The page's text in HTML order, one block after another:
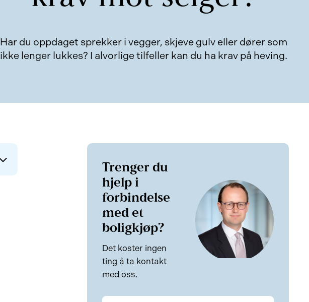
Har du oppdaget sprekker i vegger, skjeve gulv eller dører som
ikke lenger lukkes? I alvorlige tilfeller kan du ha krav på heving.
Trenger du
hjelp i
forbindelse
med et
boligkjøp?
Det koster ingen
ting å ta kontakt
med oss.